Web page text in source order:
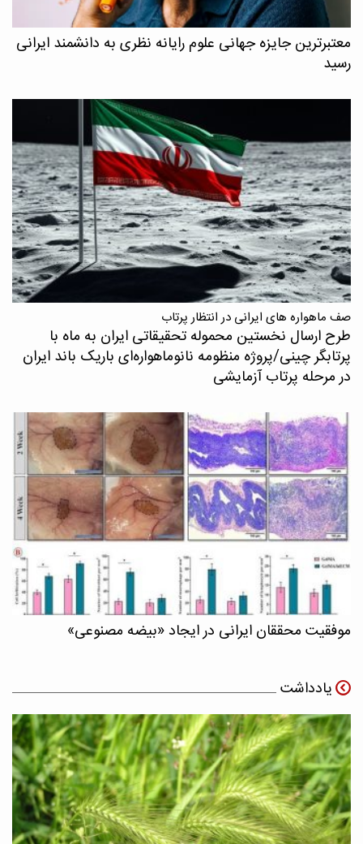
معتبرترین جایزه جهانی علوم رایانه نظری به دانشمند ایرانی
رسید
صف ماهواره های ایرانی در انتظار پرتاب
طرح ارسال نخستین محموله تحقیقاتی ایران به ماه با
پرتابگر چینی/پروژه منظومه نانوماهواره‌ای باریک باند ایران
در مرحله پرتاب آزمایشی
موفقیت محققان ایرانی در ایجاد «بیضه مصنوعی»
یادداشت